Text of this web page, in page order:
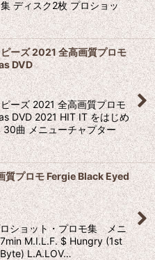
ディスク2枚 プロショッ
ーズ 2021 全高画質プロモ
DVD
ーズ 2021 全高画質プロモ
DVD 2021 HIT IT をはじめ
30曲 メニューチャプター
質プロモ Fergie Black Eyed
ショット・プロモ集 メニ
M.I.L.F. $ Hungry (1st
L.A.LOV…